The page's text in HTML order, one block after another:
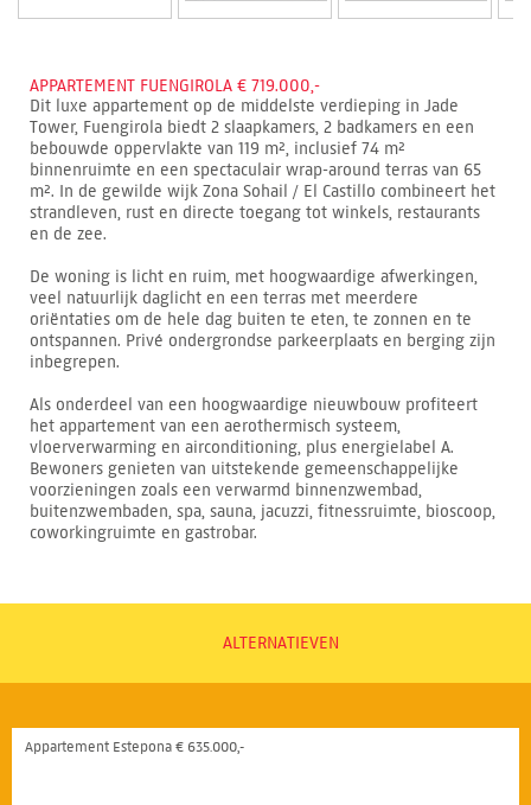
APPARTEMENT FUENGIROLA € 719.000,-
Dit luxe appartement op de middelste verdieping in Jade
Tower, Fuengirola biedt 2 slaapkamers, 2 badkamers en een
bebouwde oppervlakte van 119 m², inclusief 74 m²
binnenruimte en een spectaculair wrap-around terras van 65
m². In de gewilde wijk Zona Sohail / El Castillo combineert het
strandleven, rust en directe toegang tot winkels, restaurants
en de zee.
De woning is licht en ruim, met hoogwaardige afwerkingen,
veel natuurlijk daglicht en een terras met meerdere
oriëntaties om de hele dag buiten te eten, te zonnen en te
ontspannen. Privé ondergrondse parkeerplaats en berging zijn
inbegrepen.
Als onderdeel van een hoogwaardige nieuwbouw profiteert
het appartement van een aerothermisch systeem,
vloerverwarming en airconditioning, plus energielabel A.
Bewoners genieten van uitstekende gemeenschappelijke
voorzieningen zoals een verwarmd binnenzwembad,
buitenzwembaden, spa, sauna, jacuzzi, fitnessruimte, bioscoop,
coworkingruimte en gastrobar.
ALTERNATIEVEN
Appartement Estepona € 635.000,-